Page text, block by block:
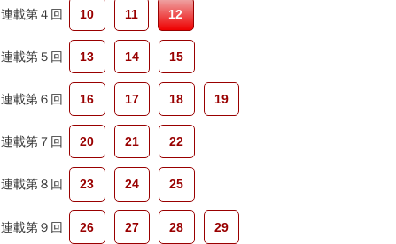
連載第４回 10 11 12
連載第５回 13 14 15
連載第６回 16 17 18 19
連載第７回 20 21 22
連載第８回 23 24 25
連載第９回 26 27 28 29